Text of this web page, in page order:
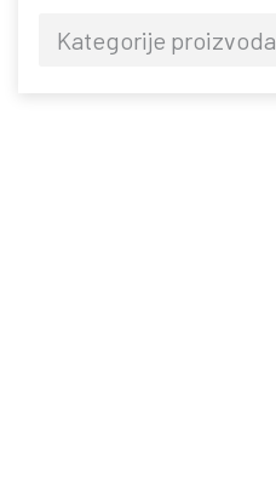
Kategorije proizvoda